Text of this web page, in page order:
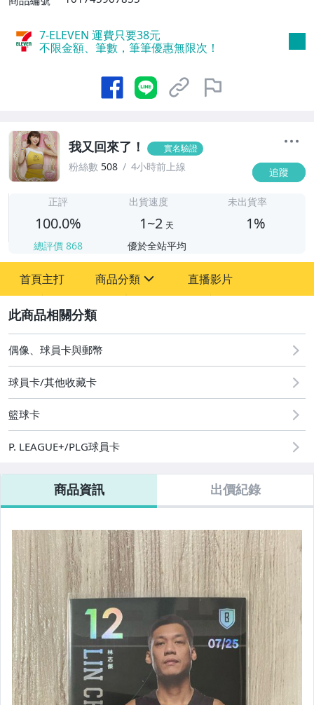
7-ELEVEN 運費只要38元
不限金額、筆數，筆筆優惠無限次！
我又回來了！ 實名驗證
粉絲數 508 4小時前上線 追蹤
正評
100.0%
總評價 868
出貨速度
1~2 天
優於全站平均
未出貨率
1%
首頁主打 商品分類
玩具、模型與公仔
偶像、球員卡與郵幣
直播影片
偶像、球員卡與郵幣
球員卡/其他收藏卡
籃球卡
P. LEAGUE+/PLG球員卡
商品資訊 出價紀錄